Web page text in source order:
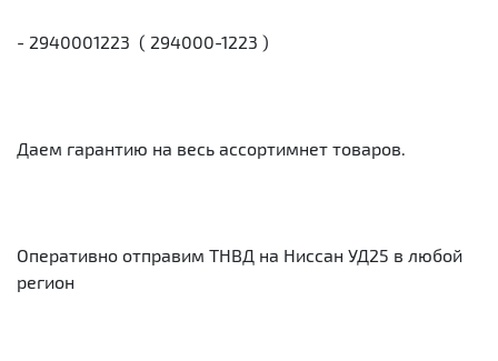
- 2940001223 ( 294000-1223 )
Даем гарантию на весь ассортимнет товаров.
Оперативно отправим ТНВД на Ниссан УД25 в любой
регион